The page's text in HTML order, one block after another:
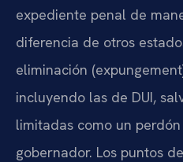
expediente penal de
diferencia de otros
eliminación
incluyendo las de DUI,
limitadas como un
gobernador. Los puntos